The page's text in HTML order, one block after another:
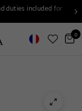
duties included for
0